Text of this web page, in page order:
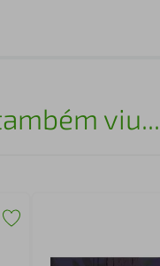
viu...